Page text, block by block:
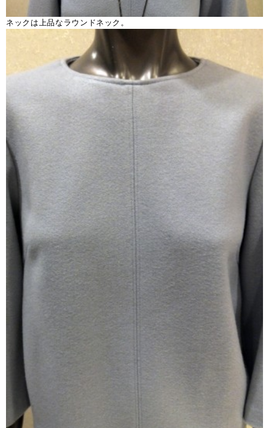
ネックは上品なラウンドネック。